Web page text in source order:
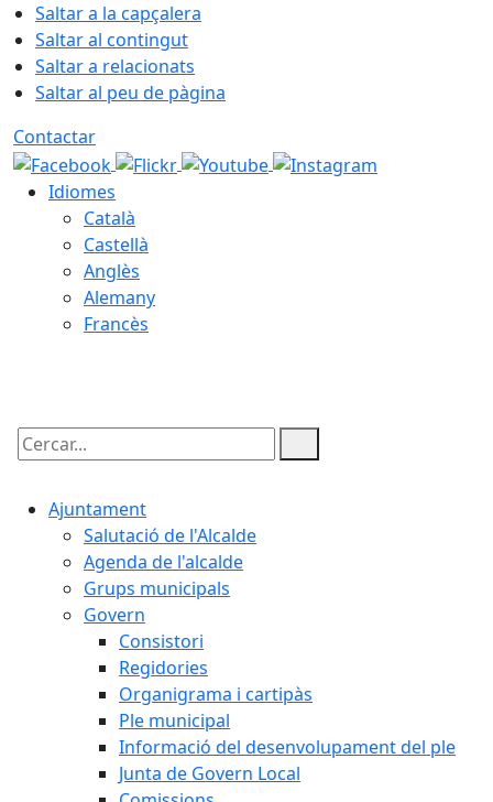
Saltar a la capçalera
Saltar al contingut
Saltar a relacionats
Saltar al peu de pàgina
Contactar
Idiomes
Català
Castellà
Anglès
Alemany
Francès
Cercar:
Ajuntament
Salutació de l'Alcalde
Agenda de l'alcalde
Grups municipals
Govern
Consistori
Regidories
Organigrama i cartipàs
Ple municipal
Informació del desenvolupament del ple
Junta de Govern Local